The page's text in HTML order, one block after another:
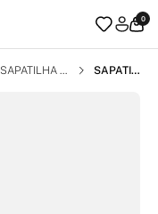
0
SAPATILHA S
SAPATIL